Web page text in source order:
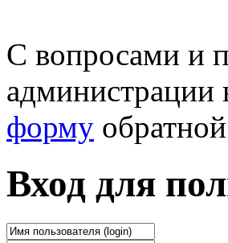
С вопросами и
администрации
форму
Вход для